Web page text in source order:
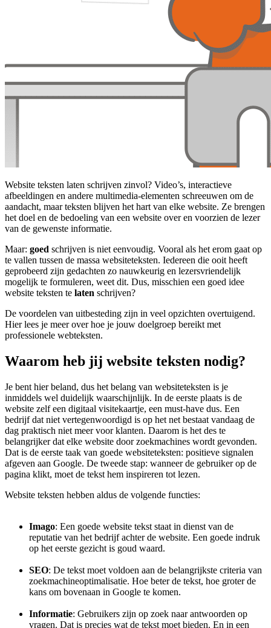
Website teksten laten schrijven zinvol? Video’s, interactieve
afbeeldingen en andere multimedia-elementen schreeuwen om de
aandacht, maar teksten blijven het hart van elke website. Ze brengen
het doel en de bedoeling van een website over en voorzien de lezer
van de gewenste informatie.
Maar: goed schrijven is niet eenvoudig. Vooral als het erom gaat op
te vallen tussen de massa websiteteksten. Iedereen die ooit heeft
geprobeerd zijn gedachten zo nauwkeurig en lezersvriendelijk
mogelijk te formuleren, weet dit. Dus, misschien een goed idee
website teksten te laten schrijven?
De voordelen van uitbesteding zijn in veel opzichten overtuigend.
Hier lees je meer over hoe je jouw doelgroep bereikt met
professionele webteksten.
Waarom heb jij website teksten nodig?
Je bent hier beland, dus het belang van websiteteksten is je
inmiddels wel duidelijk waarschijnlijk. In de eerste plaats is de
website zelf een digitaal visitekaartje, een must-have dus. Een
bedrijf dat niet vertegenwoordigd is op het net bestaat vandaag de
dag praktisch niet meer voor klanten. Daarom is het des te
belangrijker dat elke website door zoekmachines wordt gevonden.
Dat is de eerste taak van goede websiteteksten: positieve signalen
afgeven aan Google. De tweede stap: wanneer de gebruiker op de
pagina klikt, moet de tekst hem inspireren tot lezen.
Website teksten hebben aldus de volgende functies:
Imago: Een goede website tekst staat in dienst van de
reputatie van het bedrijf achter de website. Een goede indruk
op het eerste gezicht is goud waard.
SEO: De tekst moet voldoen aan de belangrijkste criteria van
zoekmachineoptimalisatie. Hoe beter de tekst, hoe groter de
kans om bovenaan in Google te komen.
Informatie: Gebruikers zijn op zoek naar antwoorden op
vragen. Dat is precies wat de tekst moet bieden. En in een